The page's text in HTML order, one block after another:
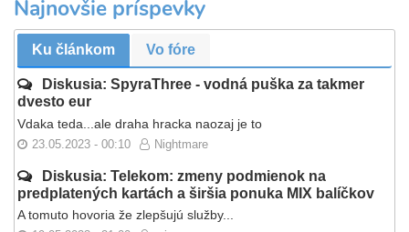
Najnovšie príspevky
Ku článkom Vo fóre
Diskusia: SpyraThree - vodná puška za takmer
dvesto eur
Vdaka teda...ale draha hracka naozaj je to
23.05.2023 - 00:10 Nightmare
Diskusia: Telekom: zmeny podmienok na
predplatených kartách a širšia ponuka MIX balíčkov
A tomuto hovoria že zlepšujú služby...